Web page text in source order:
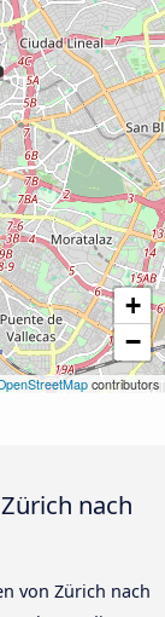
+
−
contributors
nach
von Zürich nach